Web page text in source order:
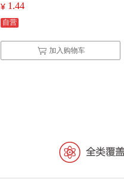
¥ 1.44
自营
加入购物车